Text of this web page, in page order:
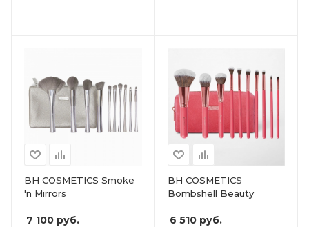
BH COSMETICS Smoke
'n Mirrors
7 100 руб.
BH COSMETICS
Bombshell Beauty
6 510руб.